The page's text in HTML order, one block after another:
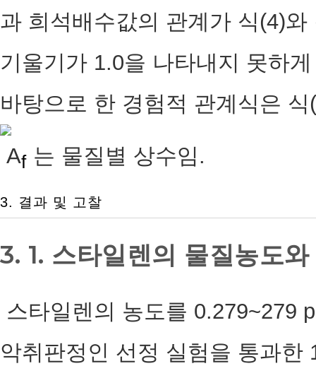
과 희석배수값의 관계가 식(4)
기울기가 1.0을 나타내지 못하
바탕으로 한 경험적 관계식은
Af 는 물질별 상수임.
3. 결과 및 고찰
3. 1. 스타일렌의 물질농도
스타일렌의 농도를 0.279~279
악취판정인 선정 실험을 통과한